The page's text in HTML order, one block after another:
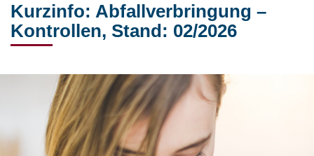
Kurzinfo: Abfallverbringung –
Kontrollen, Stand: 02/2026